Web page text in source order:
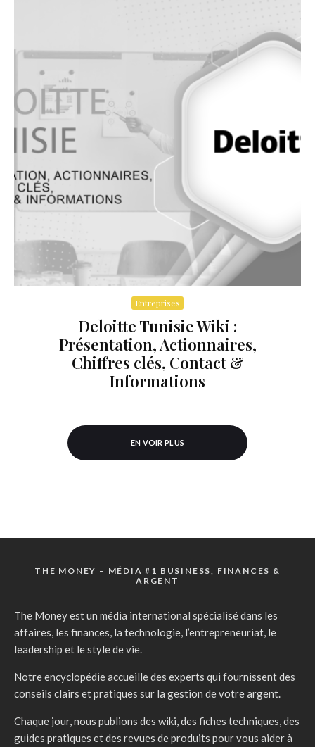
Entreprises
Deloitte Tunisie Wiki :
Présentation, Actionnaires,
Chiffres clés, Contact &
Informations
EN VOIR PLUS
THE MONEY – MÉDIA #1 BUSINESS, FINANCES &
ARGENT
The Money est un média international spécialisé dans les
affaires, les finances, la technologie, l’entrepreneuriat, le
leadership et le style de vie.
Notre encyclopédie accueille des experts qui fournissent des
conseils clairs et pratiques sur la gestion de votre argent.
Chaque jour, nous publions des wiki, des fiches techniques, des
guides pratiques et des revues de produits pour vous aider à